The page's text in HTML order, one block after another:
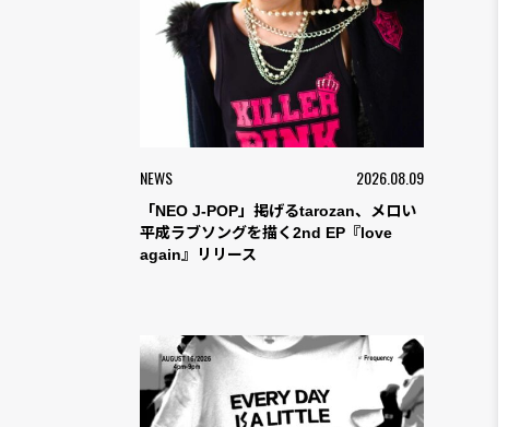
NEWS 2026.08.09
「NEO J-POP」掲げるtarozan、メロい
平成ラブソングを描く2nd EP『love
again』リリース